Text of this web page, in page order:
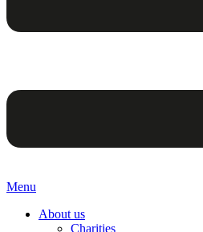
Menu
About us
Charities